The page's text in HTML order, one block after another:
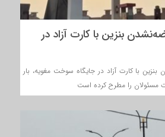
بنزین با کارت آزاد در
بنزین با کارت آزاد در جایگاه سوخت مغویه، بار
مسئولان را مطرح کرده است